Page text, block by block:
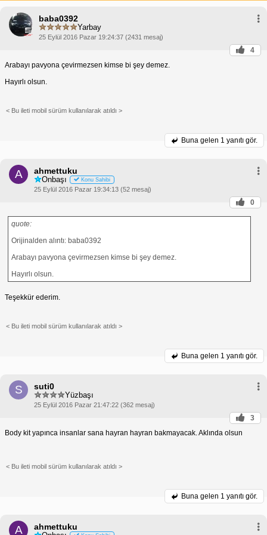
Dolayısıyla, Türkiye'de body kit kullanımı yasaktır ve
bu eylemi gerçekleştiren araç sürücüleri cezai
işlemle karşı karşıya kalabilir. 2023 yılı itibariyle,
Body kit kullanmanız halinde aracınızın trafikten
karşılaşabilirsiniz. Ayrıca, body kit nedeniyle
bir talepte bulunamayabilirsiniz.
düşünüyorsanız, öncelikle yasal düzenlemeleri
dikkate almalı ve bu işlemin sigorta şirketinize
kaybedebilirsiniz.
baba0392
Yarbay
25 Eylül 2016 Pazar 19:24:37 (2431 mesaj)
4
Arabayı pavyona çevirmezsen kimse bi şey demez.
Hayırlı olsun.
< Bu ileti mobil sürüm kullanılarak atıldı >
Buna gelen 1 yanıtı gör.
A ahmettuku
Onbaşı Konu Sahibi
25 Eylül 2016 Pazar 19:34:13 (52 mesaj)
0
quote:
Orijinalden alıntı: baba0392
Arabayı pavyona çevirmezsen kimse bi şey demez.
Hayırlı olsun.
Teşekkür ederim.
< Bu ileti mobil sürüm kullanılarak atıldı >
Buna gelen 1 yanıtı gör.
S suti0
Yüzbaşı
25 Eylül 2016 Pazar 21:47:22 (362 mesaj)
3
Body kit yapınca insanlar sana hayran hayran bakmayacak. Aklında olsun
< Bu ileti mobil sürüm kullanılarak atıldı >
Buna gelen 1 yanıtı gör.
A ahmettuku